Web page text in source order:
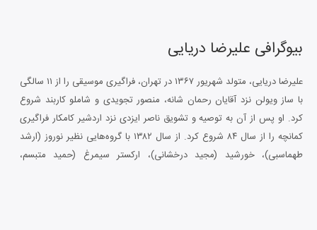
بیوگرافی علیرضا دریایی
علیرضا دریایی، متولد شهریور ۱۳۶۷ در تهران، فراگیری موسیقی را از ۱۱ سالگی
با ساز ویولن نزد آقایان رحمان شانه، منصور تجویدی و شاملو کاربند شروع
کرد. او پس از آن به توصیه و تشویق ناصر ایزدی نزد اردشیر کامکار فراگیری
کمانچه را از سال ۸۴
شروع کرد. از سال ۱۳۸۲ با گروه‌هایی نظیر نوروز (ارشد
طهماسبی)، خورشید (مجیددرخشانی)، ارکستر سیمرغ (حمید متبسم،